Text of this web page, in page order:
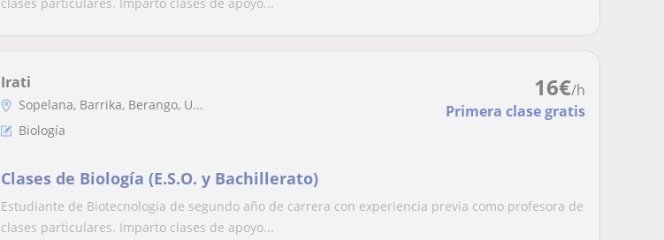
16€/h
Primera clase gratis
Irati
Sopelana, Barrika, Berango, U...
Biología
Clases de Biología (E.S.O. y Bachillerato)
Estudiante de Biotecnología de segundo año de carrera con experiencia previa como profesora de
clases particulares. Imparto clases de apoyo...